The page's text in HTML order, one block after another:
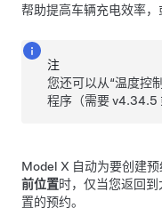
帮助提高车辆充电效率，
注
您还可以从“温度控
程序（需要 v4.34.5
Model X 自动为要创建
前位置时，仅当您返回
置的预约。